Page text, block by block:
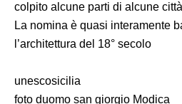
colpito alcune parti di alcune
La nomina è quasi interamente
l’architettura del 18° secolo
unescosicilia
foto duomo san giorgio Modica